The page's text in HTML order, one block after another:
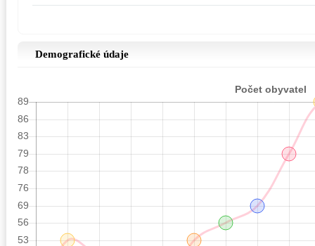
Demografické údaje